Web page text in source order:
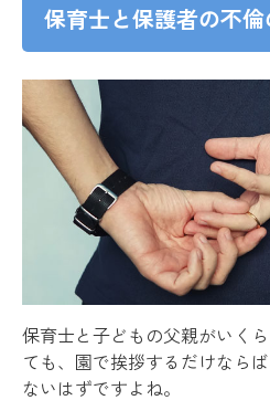
保育士と保護者の不
保育士と子どもの父親がいく
ても、園で挨拶するだけなら
ないはずですよね。